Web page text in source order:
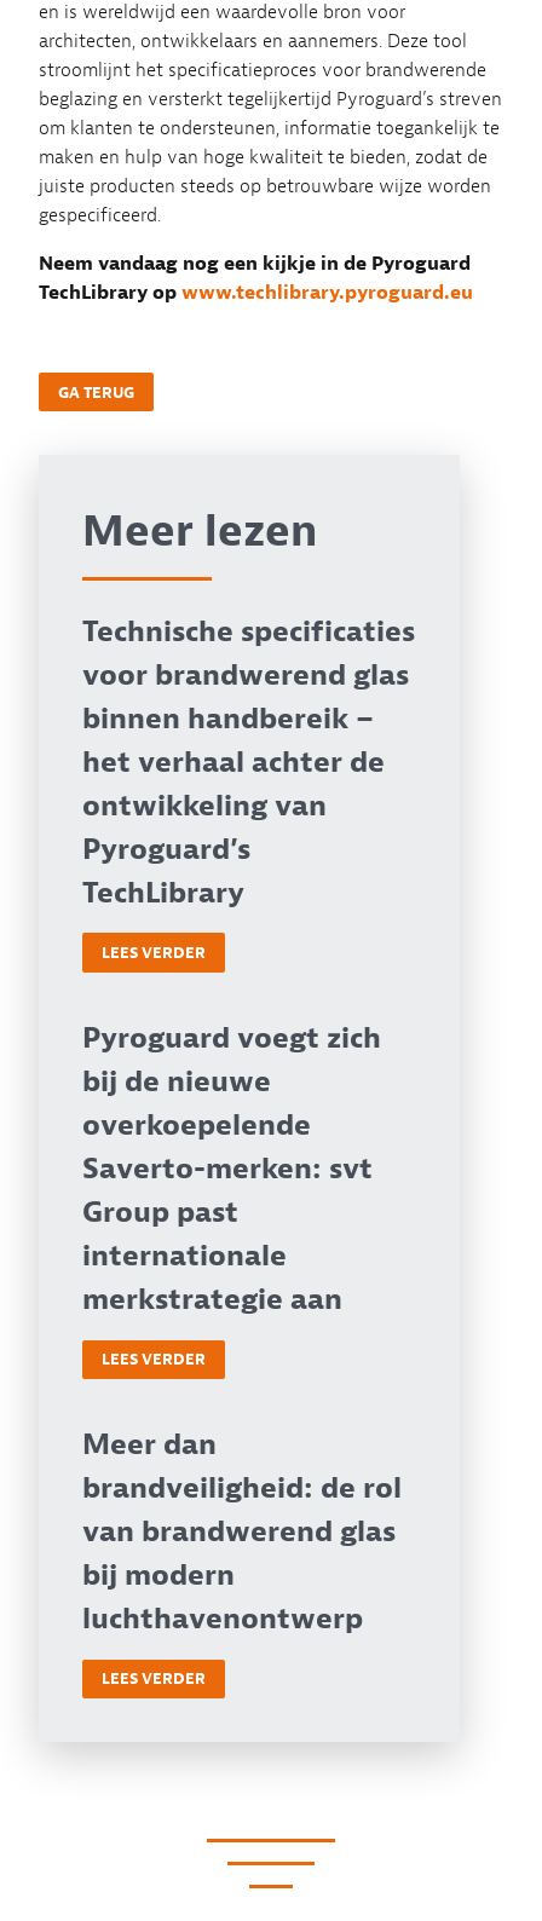
en is wereldwijd een waardevolle bron voor
architecten, ontwikkelaars en aannemers. Deze tool
stroomlijnt het specificatieproces voor brandwerende
beglazing en versterkt tegelijkertijd Pyroguard’s streven
om klanten te ondersteunen, informatie toegankelijk te
maken en hulp van hoge kwaliteit te bieden, zodat de
juiste producten steeds op betrouwbare wijze worden
gespecificeerd.
Neem vandaag nog een kijkje in de Pyroguard
TechLibrary op www.techlibrary.pyroguard.eu
GA TERUG
Meer lezen
Technische specificaties
voor brandwerend glas
binnen handbereik –
het verhaal achter de
ontwikkeling van
Pyroguard’s
TechLibrary
LEES VERDER
Pyroguard voegt zich
bij de nieuwe
overkoepelende
Saverto-merken: svt
Group past
internationale
merkstrategie aan
LEES VERDER
Meer dan
brandveiligheid: de rol
van brandwerend glas
bij modern
luchthavenontwerp
LEES VERDER